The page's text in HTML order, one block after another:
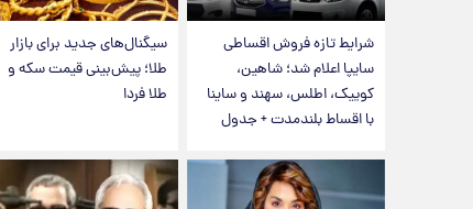
شرایط تازه فروش اقساطی
سایپا اعلام شد؛ شاهین،
کوییک، اطلس، سهند و ساینا
با اقساط بلندمدت + جدول
سیگنال‌های جدید برای بازار
طلا؛ پیش‌بینی قیمت سکه و
طلا فردا